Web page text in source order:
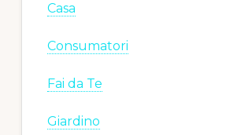
Casa
Consumatori
Fai da Te
Giardino